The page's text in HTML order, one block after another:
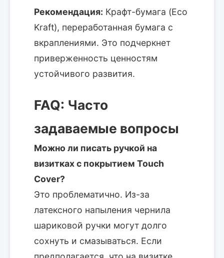
Рекомендация: Крафт-бумага (Eco
Kraft), переработанная бумага с
вкраплениями. Это подчеркнет
приверженность ценностям
устойчивого развития.
FAQ: Часто
задаваемые вопросы
Можно ли писать ручкой на
визитках с покрытием Touch
Cover?
Это проблематично. Из-за
латексного напыления чернила
шариковой ручки могут долго
сохнуть и смазываться. Если